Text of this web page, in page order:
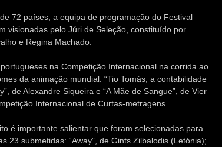
72 países, a equipa de programação do Festival
visionadas pelo Júri de Seleção, constituído por
e Regina Machado.
na Competição Internacional na corrida ao
da animação mundial. “Tio Tomás, a contabilidade
de Alexandre Siqueira e “A Mãe de Sangue”, de Vier
Internacional de Curtas-metragens.
é importante salientar que foram selecionadas para
23 submetidas: “Away”, de Gints Zilbalodis (Letónia);